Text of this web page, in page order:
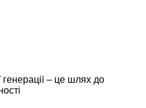
генерації – це шлях до